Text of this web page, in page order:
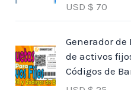
USD $ 70
Generador
de activos
Códigos de